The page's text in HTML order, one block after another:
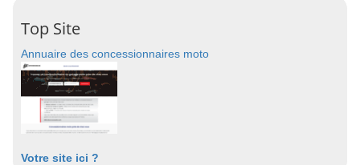
Top Site
Annuaire des concessionnaires moto
Votre site ici ?